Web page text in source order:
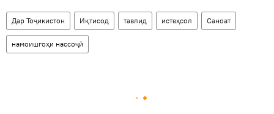
Дар Тоҷикистон Иқтисод тавлид истеҳсол Саноат
намоишгоҳи нассоҷӣ